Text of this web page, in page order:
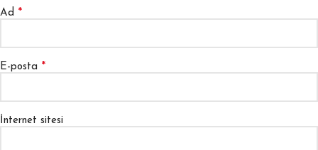
Ad *
E-posta *
İnternet sitesi